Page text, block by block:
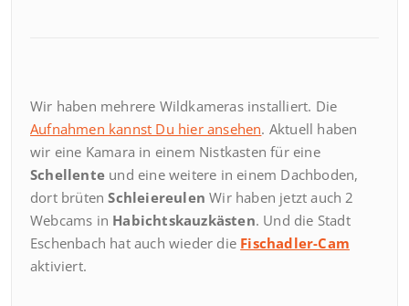
Wir haben mehrere Wildkameras installiert. Die
Aufnahmen kannst Du hier ansehen. Aktuell haben
wir eine Kamara in einem Nistkasten für eine
Schellente und eine weitere in einem Dachboden,
dort brütenSchleiereulen Wir haben jetzt auch 2
Webcams in Habichtskauzkästen. Und die Stadt
Eschenbach hat auch wieder die Fischadler-Cam
aktiviert.